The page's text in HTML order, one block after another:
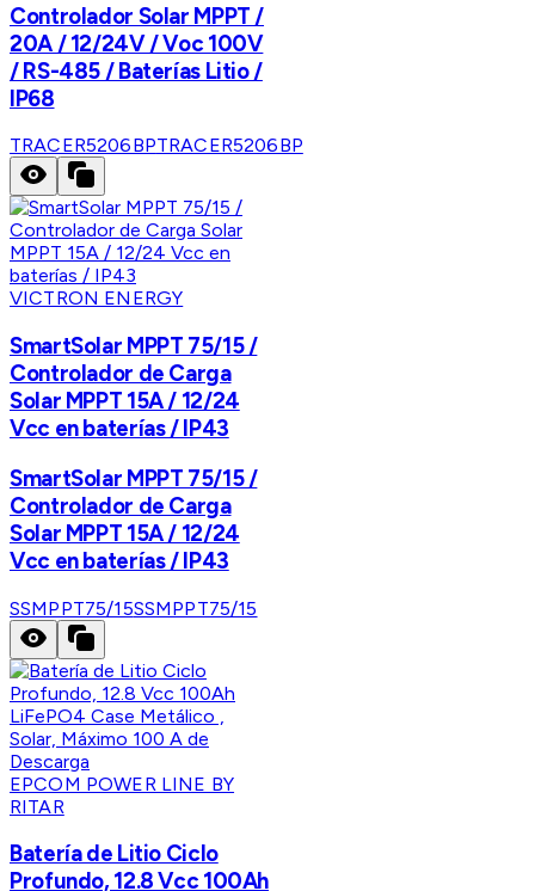
Controlador Solar MPPT /
20A / 12/24V / Voc 100V
/ RS-485 / Baterías Litio /
IP68
TRACER5206BPTRACER5206BP
VICTRON ENERGY
SmartSolar MPPT 75/15 /
Controlador de Carga
Solar MPPT 15A / 12/24
Vcc en baterías / IP43
SmartSolar MPPT 75/15 /
Controlador de Carga
Solar MPPT 15A / 12/24
Vcc en baterías / IP43
SSMPPT75/15SSMPPT75/15
EPCOM POWER LINE BY
RITAR
Batería de Litio Ciclo
Profundo, 12.8 Vcc 100Ah